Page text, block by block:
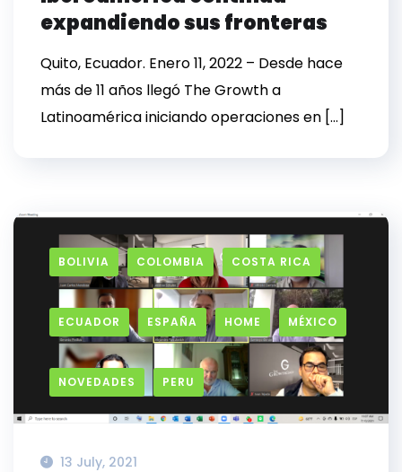
expandiendo sus fronteras
Quito, Ecuador. Enero 11, 2022 – Desde hace
más de 11 años llegó The Growth a
Latinoamérica iniciando operaciones en […]
BOLIVIA COLOMBIA COSTA RICA
ECUADOR ESPAÑA HOME MÉXICO
NOVEDADES PERU
13 July, 2021